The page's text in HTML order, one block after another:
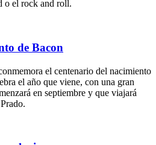
o el rock and roll.
de Bacon
el centenario del nacimiento
el año que viene, con una gran
en septiembre y que viajará